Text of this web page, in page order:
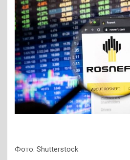
Фото: Shutterstock